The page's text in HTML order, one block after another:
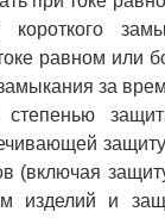
короткого
равном или
за
степенью
(включая
изделий и